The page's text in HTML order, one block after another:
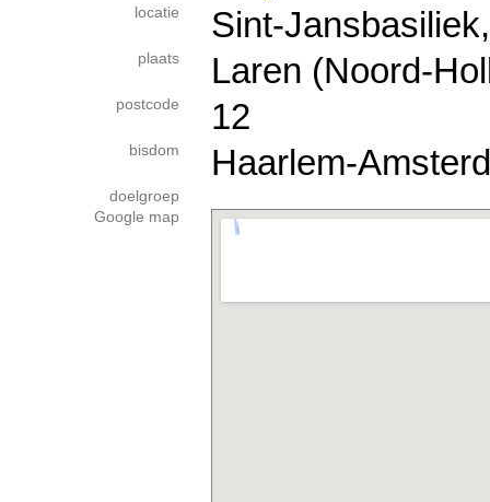
locatie Sint-
plaats Laren (Noord-
postcode 12
bisdom Haarlem-
doelgroep
Google map